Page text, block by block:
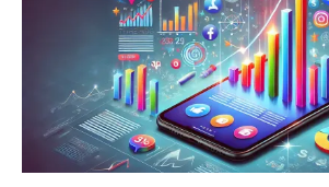
龍」。以 ChatGPT, Gemini, Claude 等
們都是基於大型語言模型（LLM），透
出現的機率，來產生連貫且符合語境的文字。 這
同玩文字接龍遊戲，模型會根據使用者
（Prompt），推算出下一個最有可能
其加入句子中，如此反覆進行，直到產
落。而這其中的「機率分佈」是基於模